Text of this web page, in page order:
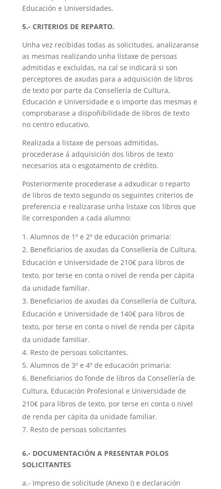
Educación e Universidades.
5.- CRITERIOS DE REPARTO.
Unha vez recibidas todas as solicitudes, analizaranse
as mesmas realizando unha listaxe de persoas
admitidas e excluídas, na cal se indicará si son
perceptores de axudas para a adquisición de libros
de texto por parte da Consellería de Cultura,
Educación e Universidade e o importe das mesmas e
comprobarase a dispoñibilidade de libros de texto
no centro educativo.
Realizada a listaxe de persoas admitidas,
procederase á adquisición dos libros de texto
necesarios ata o esgotamento de crédito.
Posteriormente procederase a adxudicar o reparto
de libros de texto segundo os seguintes criterios de
preferencia e realizarase unha listaxe cos libros que
lle corresponden a cada alumno:
Alumnos de 1º e 2º de educación primaria:
Beneficiarios de axudas da Consellería de Cultura,
Educación e Universidade de 210€ para libros de
texto, por terse en conta o nivel de renda per cápita
da unidade familiar.
Beneficiarios de axudas da Consellería de Cultura,
Educación e Universidade de 140€ para libros de
texto, por terse en conta o nivel de renda per cápita
da unidade familiar.
Resto de persoas solicitantes.
Alumnos de 3º e 4º de educación primaria:
Beneficiarios do fonde de libros da Consellería de
Cultura, Educación Profesional e Universidade de
210€ para libros de texto, por terse en conta o nivel
de renda per cápita da unidade familiar.
Resto de persoas solicitantes
6.- DOCUMENTACIÓN A PRESENTAR POLOS
SOLICITANTES
a.- Impreso de solicitude (Anexo I) e declaración